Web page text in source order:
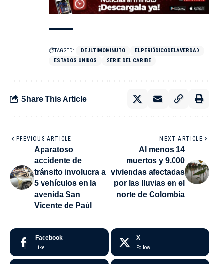
TAGGED: DEULTIMOMINUTO
ELPERIÓDICODELAVERDAD
ESTADOS UNIDOS
SERIE DEL CARIBE
Share This Article
PREVIOUS ARTICLE
Aparatoso
accidente de
tránsito involucra a
5 vehículos en la
avenida San
Vicente de Paúl
NEXT ARTICLE
Al menos 14
muertos y 9.000
viviendas afectadas
por las lluvias en el
norte de Colombia
Facebook
Like
X
Follow